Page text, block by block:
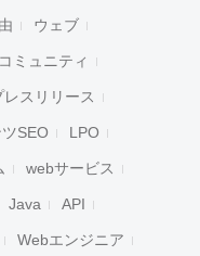
ウェブ
コミュニティ
レスリリース
SEO LPO
webサービス
Java API
Webエンジニア